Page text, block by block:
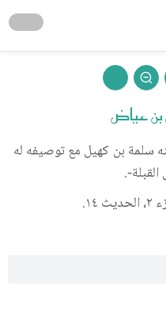
سلمة بن كهيل مع توصيفه له
.